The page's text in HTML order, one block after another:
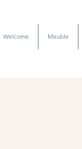
Welcome Meuble